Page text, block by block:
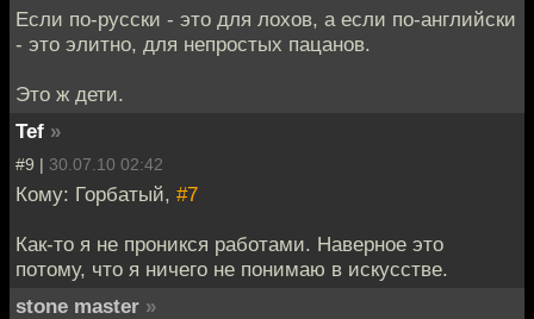
Если по-русски - это для лохов, а если по-английски
- это элитно, для непростых пацанов.
Это ж дети.
Tef »
#9 | 30.07.10 02:42
Кому: Горбатый, #7
Как-то я не проникся работами. Наверное это
потому, что я ничего не понимаю в искусстве.
stone master »